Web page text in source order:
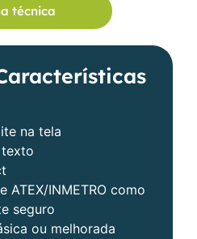
técnica
na tela
texto
ATEX/INMETRO como
seguro
ou melhorada